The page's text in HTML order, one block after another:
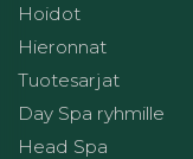
Hoidot
Hieronnat
Tuotesarjat
Day Spa ryhmille
Head Spa